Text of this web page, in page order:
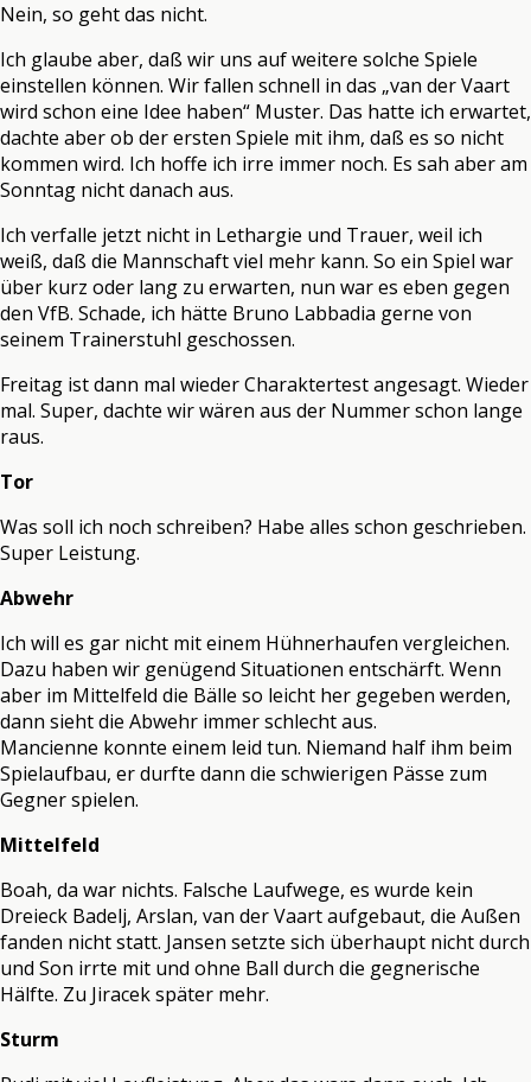
Nein, so geht das nicht.
Ich glaube aber, daß wir uns auf weitere solche Spiele
einstellen können. Wir fallen schnell in das „van der Vaart
wird schon eine Idee haben“ Muster. Das hatte ich erwartet,
dachte aber ob der ersten Spiele mit ihm, daß es so nicht
kommen wird. Ich hoffe ich irre immer noch. Es sah aber am
Sonntag nicht danach aus.
Ich verfalle jetzt nicht in Lethargie und Trauer, weil ich
weiß, daß die Mannschaft viel mehr kann. So ein Spiel war
über kurz oder lang zu erwarten, nun war es eben gegen
den VfB. Schade, ich hätte Bruno Labbadia gerne von
seinem Trainerstuhl geschossen.
Freitag ist dann mal wieder Charaktertest angesagt. Wieder
mal. Super, dachte wir wären aus der Nummer schon lange
raus.
Tor
Was soll ich noch schreiben? Habe alles schon geschrieben.
Super Leistung.
Abwehr
Ich will es gar nicht mit einem Hühnerhaufen vergleichen.
Dazu haben wir genügend Situationen entschärft. Wenn
aber im Mittelfeld die Bälle so leicht her gegeben werden,
dann sieht die Abwehr immer schlecht aus.
Mancienne konnte einem leid tun. Niemand half ihm beim
Spielaufbau, er durfte dann die schwierigen Pässe zum
Gegner spielen.
Mittelfeld
Boah, da war nichts. Falsche Laufwege, es wurde kein
Dreieck Badelj, Arslan, van der Vaart aufgebaut, die Außen
fanden nicht statt. Jansen setzte sich überhaupt nicht durch
und Son irrte mit und ohne Ball durch die gegnerische
Hälfte. Zu Jiracek später mehr.
Sturm